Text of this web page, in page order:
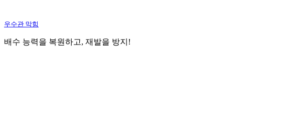
우수관 막힘
배수 능력을 복원하고, 재발을 방지!